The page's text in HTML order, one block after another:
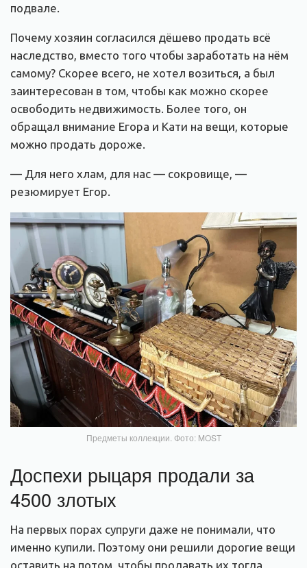
подвале.
Почему хозяин согласился дёшево продать всё
наследство, вместо того чтобы заработать на нём
самому? Скорее всего, не хотел возиться, а был
заинтересован в том, чтобы как можно скорее
освободить недвижимость. Более того, он
обращал внимание Егора и Кати на вещи, которые
можно продать дороже.
— Для него хлам, для нас — сокровище, —
резюмирует Егор.
Предметы коллекции. Фото: MOST
Доспехи рыцаря продали за
4500 злотых
На первых порах супруги даже не понимали, что
именно купили. Поэтому они решили дорогие вещи
оставить на потом, чтобы продавать их тогда,